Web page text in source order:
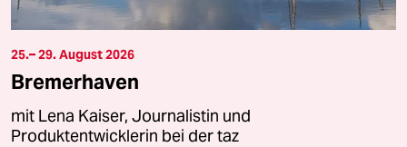
25.– 29. August 2026
Bremerhaven
mit Lena Kaiser, Journalistin und
Produktentwicklerin bei der taz